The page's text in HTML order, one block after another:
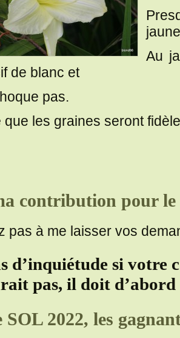
Au
de blanc et
pas.
que les graines seront
contribution pour le
pas à me laisser vos
d’inquiétude si votre
pas, il doit
SOL 2022, les